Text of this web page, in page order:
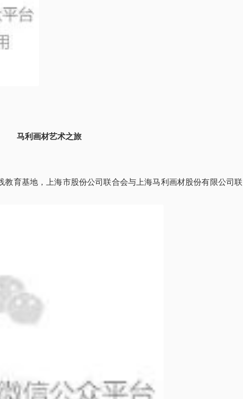
马利画材艺术之旅
育基地，上海市股份公司联合会与上海马利画材股份有限公司联